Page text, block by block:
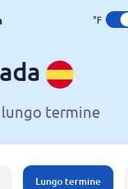
°F
termine
Lungo termine